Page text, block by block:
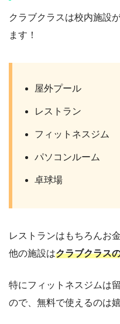
クラブクラスは校内施設
ます！
屋外プール
レストラン
フィットネスジム
パソコンルーム
卓球場
レストランはもちろんお
他の施設はクラブクラス
特にフィットネスジムは
ので、無料で使えるのは